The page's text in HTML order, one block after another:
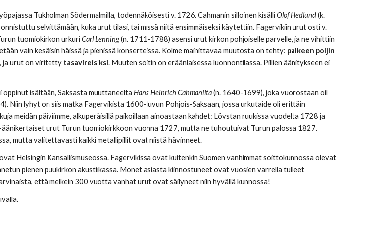
Tukholman Södermalmilla, todennäköisesti v. 1726. Cahmanin silloinen kisälliOlof Hedlund(k.
selvittämään, kuka urut tilasi, tai missä niitä ensimmäiseksi käytettiin. Fagervikiin urut osti v.
tuomiokirkon urkuriCarl Lenning(n. 1711-1788) asensi urut kirkon pohjoiselle parvelle, ja ne vihittiin
vain kesäisin häissä ja pienissä konserteissa. Kolme mainittavaa muutosta on tehty: palkeen poljin
ja urut on viritetty tasavireisiksi. Muuten soitin on eräänlaisessa luonnontilassa. Pillien äänitykseen ei
oppinut isältään, Saksasta muuttaneelta Hans Heinrich Cahmanilta(n. 1640-1699), joka vuorostaan oil
Niin lyhyt on siis matka Fagervikista 1600-luvun Pohjois-Saksaan, jossa urkutaide oli erittäin
meidän päiviimme, alkuperäisillä paikoillaan ainoastaan kahdet: Lövstan ruukissa vuodelta 1728 ja
urut Turun tuomiokirkkoon vuonna 1727, mutta ne tuhoutuivat Turun palossa 1827.
mutta valitettavasti kaikki metallipillit ovat niistä hävinneet.
Helsingin Kansallismuseossa. Fagervikissa ovat kuitenkin Suomen vanhimmat soittokunnossa olevat
pienen puukirkon akustiikassa. Monet asiasta kiinnostuneet ovat vuosien varrella tulleet
että melkein 300 vuotta vanhat urut ovat säilyneet niin hyvällä kunnossa!
.